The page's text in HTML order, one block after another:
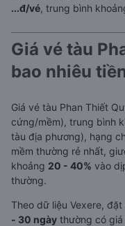
...đ/vé, trung bình
Giá vé tàu
bao nhiêu
Giá vé tàu Phan Thiết
cứng/mềm), trung bình
tàu địa phương), hạng
mềm thường rẻ nhất,
khoảng 20 - 40% vào
thường.
Theo dữ liệu Vexere,
- 30 ngày thường có giá